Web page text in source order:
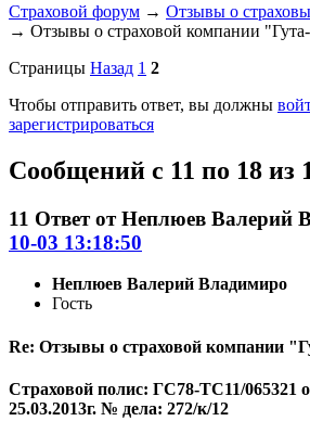
Страховой форум → Отзывы о
→ Отзывы о страховой компании
Страницы Назад 1 2
Чтобы отправить ответ, вы должны
зарегистрироваться
Сообщений с 11 по 18 из
11 Ответ отНеплюев Валерий
10-03 13:18:50
Неплюев Валерий Владимиро
Гость
Re: Отзывы о страховой компании
Страховой полис: ГС78-ТС11/065321
25.03.2013г. № дела: 272/к/12